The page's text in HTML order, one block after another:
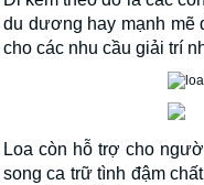
du dương hay mạnh mẽ
cho các nhu cầu giải trí
Loa còn hỗ trợ cho
song ca trữ tình đậm